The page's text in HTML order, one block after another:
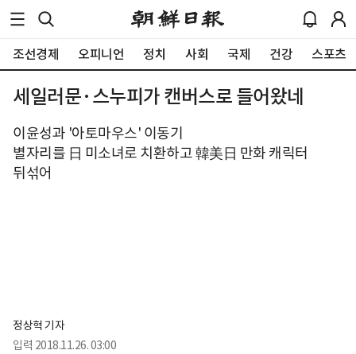
조선경제 오피니언 정치 사회 국제 건강 스포츠
세일러문·스누피가 캔버스로 들어왔네
이윤성과 '아토마우스' 이동기
별자리를 日 미소녀로 치환하고 韓美日 만화 캐릭터
뒤섞어
정상혁 기자
입력 2018.11.26. 03:00